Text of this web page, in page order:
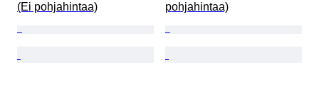
(Ei pohjahintaa)
pohjahintaa)